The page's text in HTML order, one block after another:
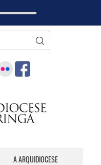
A ARQUIDIOCESE